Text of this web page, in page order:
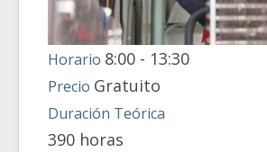
Horario 8:00 - 13:30
Precio Gratuito
Duración Teórica
390 horas